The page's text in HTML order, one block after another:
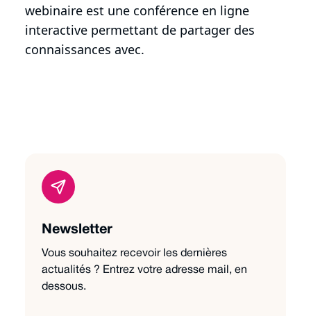
webinaire est une conférence en ligne
interactive permettant de partager des
connaissances avec.
Newsletter
Vous souhaitez recevoir les dernières
actualités ? Entrez votre adresse mail, en
dessous.